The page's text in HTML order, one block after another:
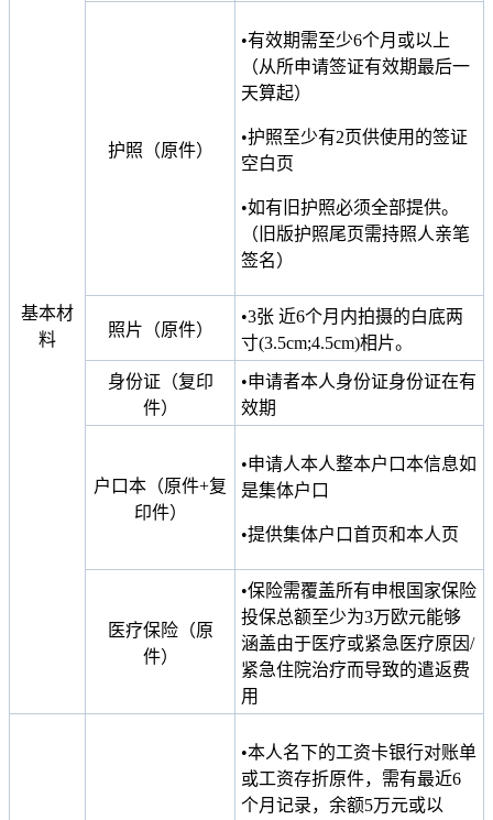
基本材
料
护照（原件）
•有效期需至少6个月或以上
（从所申请签证有效期最后一
天算起）
•护照至少有2页供使用的签证
空白页
•如有旧护照必须全部提供。
（旧版护照尾页需持照人亲笔
签名）
照片（原件）
•3张 近6个月内拍摄的白底两
寸(3.5cm;4.5cm)相片。
身份证（复印
件）
•申请者本人身份证身份证在有
效期
户口本（原件+复
印件）
•申请人本人整本户口本信息如
是集体户口
•提供集体户口首页和本人页
医疗保险（原
件）
•保险需覆盖所有申根国家保险
投保总额至少为3万欧元能够
涵盖由于医疗或紧急医疗原因/
紧急住院治疗而导致的遣返费
用
•本人名下的工资卡银行对账单
或工资存折原件，需有最近6
个月记录，余额5万元或以